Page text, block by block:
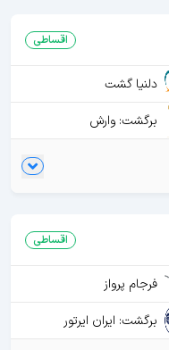
اقساطی
دلنیا گشت
برگشت: وارش
اقساطی
فرجام پرواز
برگشت: ایران ایرتور